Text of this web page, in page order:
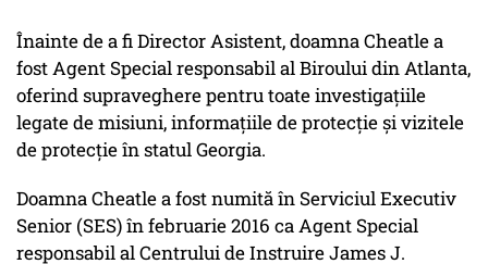
Înainte de a fi Director Asistent, doamna Cheatle a
fost Agent Special responsabil al Biroului din Atlanta,
oferind supraveghere pentru toate investigațiile
legate de misiuni, informațiile de protecție și vizitele
de protecție în statul Georgia.
Doamna Cheatle a fost numită în Serviciul Executiv
Senior (SES) în februarie 2016 ca Agent Special
responsabil al Centrului de Instruire James J.